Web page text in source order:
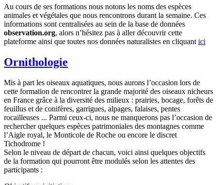
Au cours de ses formations nous notons les noms des espèces
animales et végétales que nous rencontrons durant la semaine. Ces
informations sont centralisées au sein de la base de données
observation.org, alors n’hésitez pas à aller découvrir cette
plateforme ainsi que toutes nos données naturalistes en cliquant ici
Ornithologie
Mis à part les oiseaux aquatiques, nous aurons l’occasion lors de
cette formation de rencontrer la grande majorité des oiseaux nicheurs
en France grâce à la diversité des milieux : prairies, bocage, forêts de
feuillus et de conifères, garrigues, alpages, falaises, pentes
rocailleuses ... Parmi ceux-ci, nous ne manquerons pas l’occasion de
rechercher quelques espèces patrimoniales des montagnes comme
l’Aigle royal, le Monticole de Roche ou encore le discret
Tichodrome !
Selon le niveau de départ de chacun, voici ainsi quelques objectifs
de la formation qui pourront être modulés selon les attentes des
participants :